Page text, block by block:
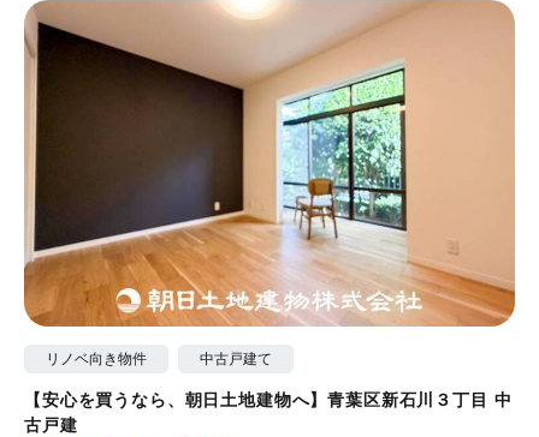
リノベ向き物件 中古戸建て
【安心を買うなら、朝日土地建物へ】青葉区新石川３丁目 中
古戸建